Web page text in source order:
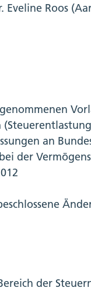
Roos
an
der
der